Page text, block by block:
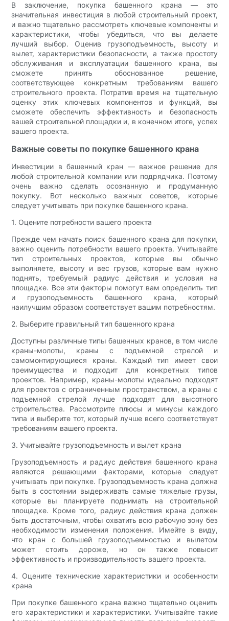
В заключение, покупка башенного крана — это
значительная инвестиция в любой строительный проект,
и важно тщательно рассмотреть ключевые компоненты и
характеристики, чтобы убедиться, что вы делаете
лучший выбор. Оценив грузоподъемность, высоту и
вылет, характеристики безопасности, а также простоту
обслуживания и эксплуатации башенного крана, вы
сможете принять обоснованное решение,
соответствующее конкретным требованиям вашего
строительного проекта. Потратив время на тщательную
оценку этих ключевых компонентов и функций, вы
сможете обеспечить эффективность и безопасность
вашей строительной площадки и, в конечном итоге, успех
вашего проекта.
Важные советы по покупке башенного крана
Инвестиции в башенный кран — важное решение для
любой строительной компании или подрядчика. Поэтому
очень важно сделать осознанную и продуманную
покупку. Вот несколько важных советов, которые
следует учитывать при покупке башенного крана.
1. Оцените потребности вашего проекта
Прежде чем начать поиск башенного крана для покупки,
важно оценить потребности вашего проекта. Учитывайте
тип строительных проектов, которые вы обычно
выполняете, высоту и вес грузов, которые вам нужно
поднять, требуемый радиус действия и условия на
площадке. Все эти факторы помогут вам определить тип
и грузоподъемность башенного крана, который
наилучшим образом соответствует вашим потребностям.
2. Выберите правильный тип башенного крана
Доступны различные типы башенных кранов, в том числе
краны-молоты, краны с подъемной стрелой и
самомонтирующиеся краны. Каждый тип имеет свои
преимущества и подходит для конкретных типов
проектов. Например, краны-молоты идеально подходят
для проектов с ограниченным пространством, а краны с
подъемной стрелой лучше подходят для высотного
строительства. Рассмотрите плюсы и минусы каждого
типа и выберите тот, который лучше всего соответствует
требованиям вашего проекта.
3. Учитывайте грузоподъемность и вылет крана
Грузоподъемность и радиус действия башенного крана
являются решающими факторами, которые следует
учитывать при покупке. Грузоподъемность крана должна
быть в состоянии выдерживать самые тяжелые грузы,
которые вы планируете поднимать на строительной
площадке. Кроме того, радиус действия крана должен
быть достаточным, чтобы охватить всю рабочую зону без
необходимости изменения положения. Имейте в виду,
что кран с большей грузоподъемностью и вылетом
может стоить дороже, но он также повысит
эффективность и производительность вашего проекта.
4. Оцените технические характеристики и особенности
крана
При покупке башенного крана важно тщательно оценить
его характеристики и характеристики. Учитывайте такие